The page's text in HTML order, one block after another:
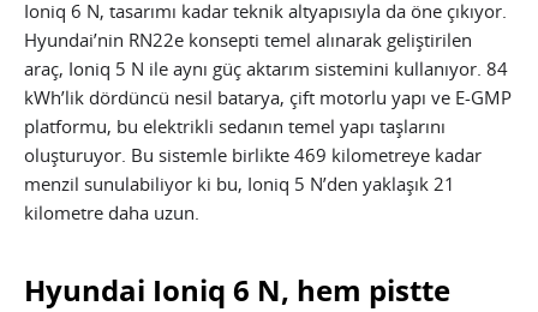
Ioniq 6 N, tasarımı kadar teknik altyapısıyla da öne çıkıyor.
Hyundai’nin RN22e konsepti temel alınarak geliştirilen
araç, Ioniq 5 N ile aynı güç aktarım sistemini kullanıyor. 84
kWh’lik dördüncü nesil batarya, çift motorlu yapı ve E-GMP
platformu, bu elektrikli sedanın temel yapı taşlarını
oluşturuyor. Bu sistemle birlikte 469 kilometreye kadar
menzil sunulabiliyor ki bu, Ioniq 5 N’den yaklaşık 21
kilometre daha uzun.
Hyundai Ioniq 6 N, hem pistte